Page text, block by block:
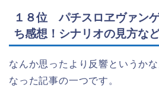
１８位 パチスロヱヴァン
ち感想！シナリオの見方な
なんか思ったより反響というか
なった記事の一つです。